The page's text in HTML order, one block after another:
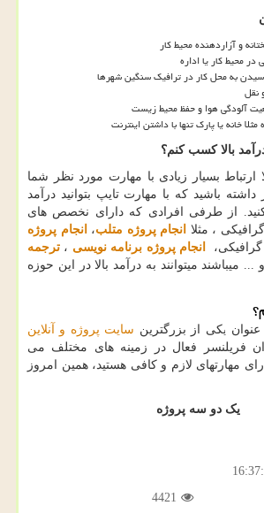
و آزاردهنده محیط کار
محیط کار یا اداره
به محل کار در ترافیک سنگین شهرها
نقل
آلودگی هوا و حفظ محیط زیست
خانه یا پارک تنها با داشتن اینترنت
بالا کسب کنم؟
بسیار زیادی با مهارت مورد نظر شما
داشته باشید که با مهارت تایپ بتوانید درآمد
از طرفی افرادی که دارای نخصص های
، مثلا انجام پروژه متلب، انجام پروژه
انجام پروژه برنامه نویسی ، ترجمه
و ... میباشند میتوانند به درآمد بالا در این حوزه
یکی از بزرگترین سایت پروژه و آنلاین
فریلنسر فعال در زمینه های مختلف می
مهارتهای لازم و کافی هستید، همین امروز
یک دو سه پروژه
4421